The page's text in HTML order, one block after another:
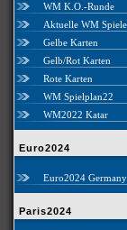
WM K.O.-Runde
Aktuelle WM Spiele
Gelbe Karten
Gelb/Rot Karten
Rote Karten
WM Spielplan22
WM2022 Katar
Euro2024
Euro2024 Germany
Paris2024